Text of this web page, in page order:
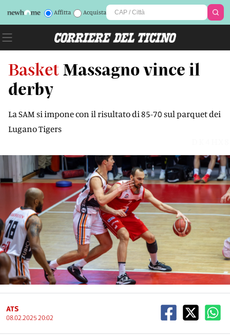
Affitta Acquista
Basket Massagno vince il
derby
La SAM si impone con il risultato di 85-70 sul parquet dei
Lugano Tigers
ATS
08.02.2025 20:02